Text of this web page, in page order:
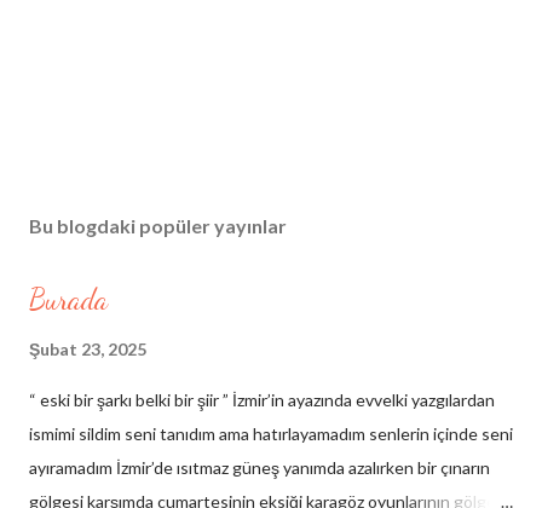
Bu blogdaki popüler yayınlar
Burada
Şubat 23, 2025
“ eski bir şarkı belki bir şiir ” İzmir’in ayazında evvelki yazgılardan
ismimi sildim seni tanıdım ama hatırlayamadım senlerin içinde seni
ayıramadım İzmir’de ısıtmaz güneş yanımda azalırken bir çınarın
gölgesi karşımda cumartesinin eksiği karagöz oyunlarının gölgesi